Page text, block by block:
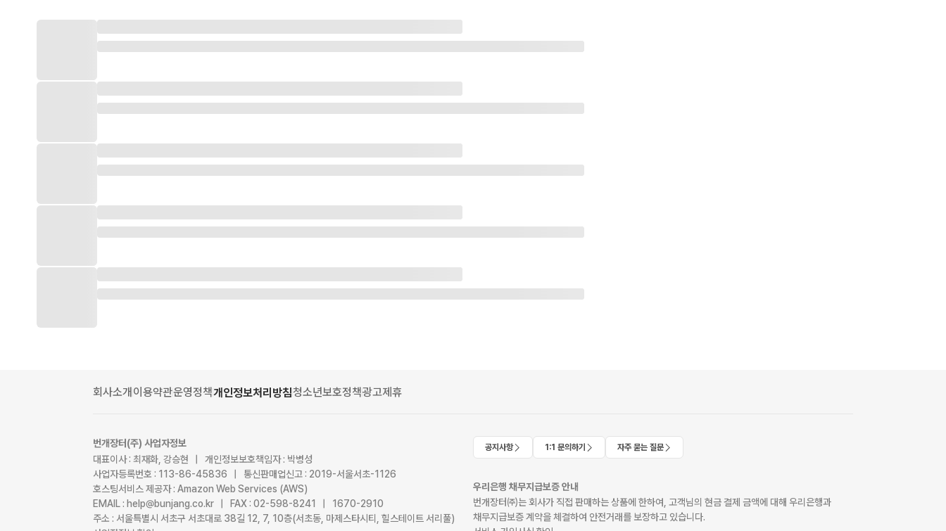
회사소개이용약관운영정책개인정보처리방침청소년보호정책광고제휴
번개장터(주) 사업자정보
대표이사 : 최재화, 강승현 | 개인정보보호책임자 : 박병성
사업자등록번호 : 113-86-45836 | 통신판매업신고 : 2019-서울서초-1126
호스팅서비스 제공자 : Amazon Web Services (AWS)
EMAIL : help@bunjang.co.kr | FAX : 02-598-8241 | 1670-2910
주소 : 서울특별시 서초구 서초대로 38길 12, 7, 10층(서초동, 마제스타시티, 힐스테이트 서리풀)
공지사항 1:1 문의하기 자주 묻는 질문
우리은행 채무지급보증 안내
번개장터㈜는 회사가 직접 판매하는 상품에 한하여, 고객님의 현금 결제 금액에 대해 우리은행과
채무지급보증 계약을 체결하여 안전거래를 보장하고 있습니다.